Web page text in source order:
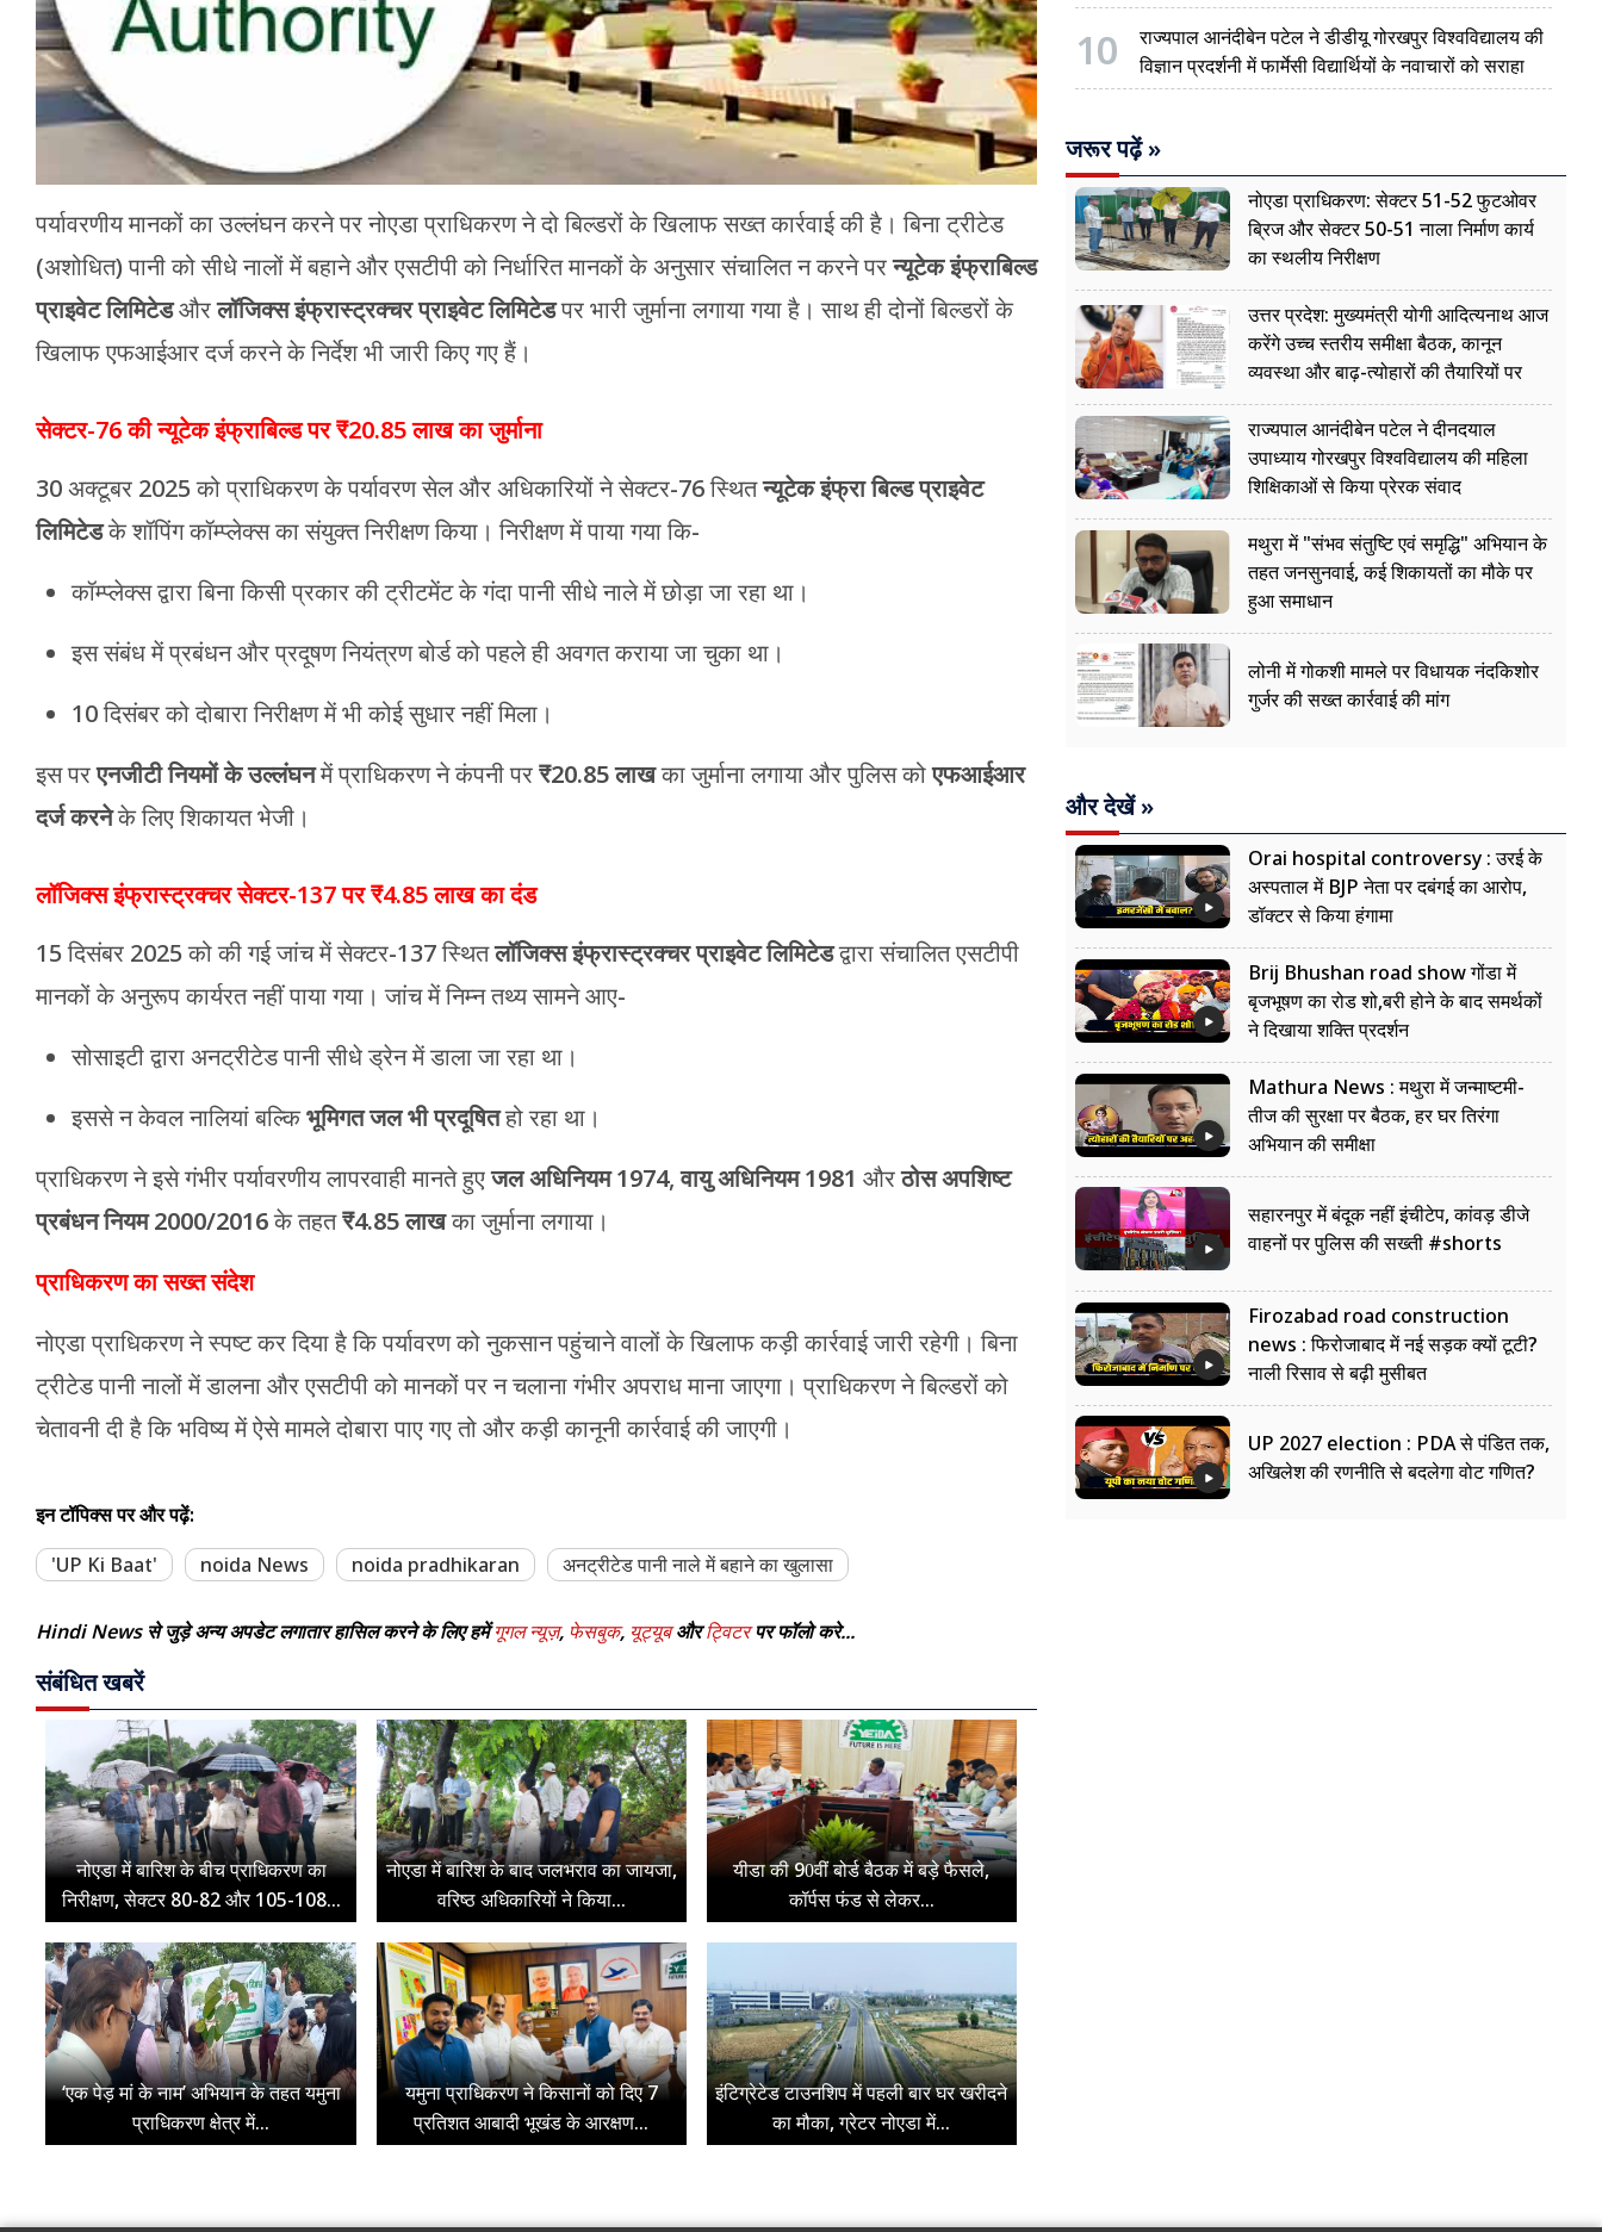
पर्यावरणीय मानकों का उल्लंघन करने पर नोएडा प्राधिकरण ने दो बिल्डरों के खिलाफ सख्त कार्रवाई की है। बिना ट्रीटेड
(अशोधित) पानी को सीधे नालों में बहाने और एसटीपी को निर्धारित मानकों के अनुसार संचालित न करने परन्यूटेक इंफ्राबिल्ड
प्राइवेट लिमिटेडऔरलॉजिक्स इंफ्रास्ट्रक्चर प्राइवेट लिमिटेडपर भारी जुर्माना लगाया गया है। साथ ही दोनों बिल्डरों के
खिलाफ एफआईआर दर्ज करने के निर्देश भी जारी किए गए हैं।
सेक्टर-76 की न्यूटेक इंफ्राबिल्ड पर ₹20.85 लाख का जुर्माना
30 अक्टूबर 2025 को प्राधिकरण के पर्यावरण सेल और अधिकारियों ने सेक्टर-76 स्थितन्यूटेक इंफ्रा बिल्ड प्राइवेट
लिमिटेडके शॉपिंग कॉम्प्लेक्स का संयुक्त निरीक्षण किया। निरीक्षण में पाया गया कि-
कॉम्प्लेक्स द्वारा बिना किसी प्रकार की ट्रीटमेंट के गंदा पानी सीधे नाले में छोड़ा जा रहा था।
इस संबंध में प्रबंधन और प्रदूषण नियंत्रण बोर्ड को पहले ही अवगत कराया जा चुका था।
10 दिसंबर को दोबारा निरीक्षण में भी कोई सुधार नहीं मिला।
इस परएनजीटी नियमों के उल्लंघनमें प्राधिकरण ने कंपनी पर₹20.85 लाखका जुर्माना लगाया और पुलिस कोएफआईआर
दर्ज करनेके लिए शिकायत भेजी।
लॉजिक्स इंफ्रास्ट्रक्चर सेक्टर-137 पर ₹4.85 लाख का दंड
15 दिसंबर 2025 को की गई जांच में सेक्टर-137 स्थितलॉजिक्स इंफ्रास्ट्रक्चर प्राइवेट लिमिटेडद्वारा संचालित एसटीपी
मानकों के अनुरूप कार्यरत नहीं पाया गया। जांच में निम्न तथ्य सामने आए-
सोसाइटी द्वारा अनट्रीटेड पानी सीधे ड्रेन में डाला जा रहा था।
इससे न केवल नालियां बल्किभूमिगत जल भी प्रदूषितहो रहा था।
प्राधिकरण ने इसे गंभीर पर्यावरणीय लापरवाही मानते हुएजल अधिनियम 1974,वायु अधिनियम 1981 औरठोस अपशिष्ट
प्रबंधन नियम 2000/2016के तहत₹4.85 लाखका जुर्माना लगाया।
प्राधिकरण का सख्त संदेश
नोएडा प्राधिकरण ने स्पष्ट कर दिया है कि पर्यावरण को नुकसान पहुंचाने वालों के खिलाफ कड़ी कार्रवाई जारी रहेगी। बिना
ट्रीटेड पानी नालों में डालना और एसटीपी को मानकों पर न चलाना गंभीर अपराध माना जाएगा। प्राधिकरण ने बिल्डरों को
चेतावनी दी है कि भविष्य में ऐसे मामले दोबारा पाए गए तो और कड़ी कानूनी कार्रवाई की जाएगी।
इन टॉपिक्स पर और पढ़ें:
'UP Ki Baat'
noida News noida pradhikaran अनट्रीटेड पानी नाले में बहाने का खुलासा
Hindi News से जुड़े अन्य अपडेट लगातार हासिल करने के लिए हमेंगूगल न्यूज़, फेसबुक, यूट्यूबऔरट्विटरपर फॉलो करे...
संबंधित खबरें
नोएडा में बारिश के बीच प्राधिकरण का
निरीक्षण, सेक्टर 80-82 और 105-108...
नोएडा में बारिश के बाद जलभराव का जायजा,
वरिष्ठ अधिकारियों ने किया...
यीडा की 90वीं बोर्ड बैठक में बड़े फैसले,
कॉर्पस फंड से लेकर...
‘एक पेड़ मां के नाम’ अभियान के तहत यमुना
प्राधिकरण क्षेत्र में...
यमुना प्राधिकरण ने किसानों को दिए 7
प्रतिशत आबादी भूखंड के आरक्षण...
इंटिग्रेटेड टाउनशिप में पहली बार घर खरीदने
का मौका, ग्रेटर नोएडा में...
10
राज्यपाल आनंदीबेन पटेल ने डीडीयू गोरखपुर विश्वविद्यालय की
विज्ञान प्रदर्शनी में फार्मेसी विद्यार्थियों के नवाचारों को सराहा
जरूर पढ़ें »
नोएडा प्राधिकरण: सेक्टर 51-52 फुटओवर
ब्रिज और सेक्टर 50-51 नाला निर्माण कार्य
का स्थलीय निरीक्षण
उत्तर प्रदेश: मुख्यमंत्री योगी आदित्यनाथ आज
करेंगे उच्च स्तरीय समीक्षा बैठक, कानून
व्यवस्था और बाढ़-त्योहारों की तैयारियों पर
नजर
राज्यपाल आनंदीबेन पटेल ने दीनदयाल
उपाध्याय गोरखपुर विश्वविद्यालय की महिला
शिक्षिकाओं से किया प्रेरक संवाद
मथुरा में "संभव संतुष्टि एवं समृद्धि" अभियान के
तहत जनसुनवाई, कई शिकायतों का मौके पर
हुआ समाधान
लोनी में गोकशी मामले पर विधायक नंदकिशोर
गुर्जर की सख्त कार्रवाई की मांग
और देखें »
Orai hospital controversy : उरई के
अस्पताल में BJP नेता पर दबंगई का आरोप,
डॉक्टर से किया हंगामा
Brij Bhushan road show गोंडा में
बृजभूषण का रोड शो,बरी होने के बाद समर्थकों
ने दिखाया शक्ति प्रदर्शन
Mathura News : मथुरा में जन्माष्टमी-
तीज की सुरक्षा पर बैठक, हर घर तिरंगा
अभियान की समीक्षा
सहारनपुर में बंदूक नहीं इंचीटेप, कांवड़ डीजे
वाहनों पर पुलिस की सख्ती #shorts
Firozabad road construction
news : फिरोजाबाद में नई सड़क क्यों टूटी?
नाली रिसाव से बढ़ी मुसीबत
UP 2027 election : PDA से पंडित तक,
अखिलेश की रणनीति से बदलेगा वोट गणित?